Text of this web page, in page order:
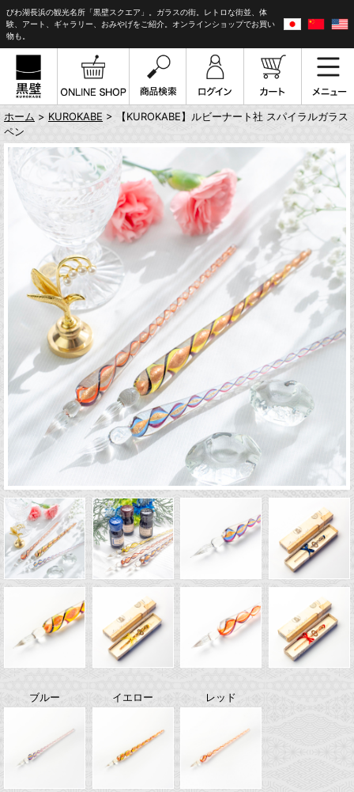
びわ湖長浜の観光名所「黒壁スクエア」。ガラスの街。レトロな街並、体
験、アート、ギャラリー、おみやげをご紹介。オンラインショップでお買い
物も。
ホーム > KUROKABE > 【KUROKABE】ルビーナート社 スパイラルガラス
ペン
ブルー イエロー レッド